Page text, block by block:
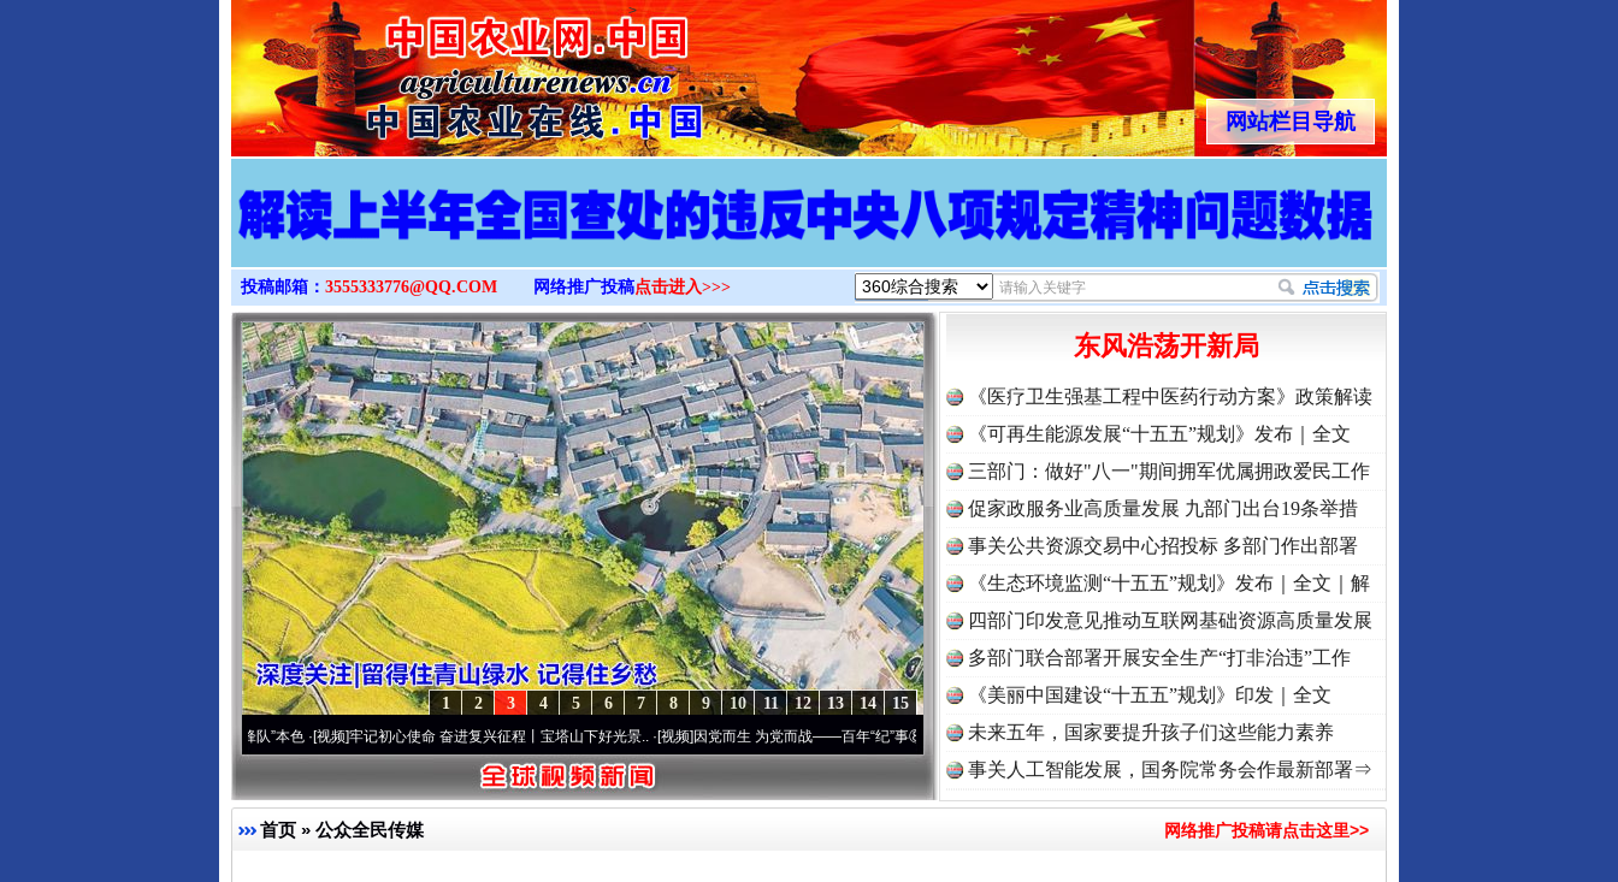
>
网站栏目导航
投稿邮箱： 3555333776@QQ.COM 网络推广投稿点击进入>>>
15
14
13
12
11
10
9
8
7
6
5
4
3
2
1
·[视频]牢记初心使命 奋进复兴征程丨宝塔山下好光景..·[视频]因党而生 为党而战——百年“纪”事⑧加强纪律..·[视频]牢记初心使命 奋进复兴征程丨“转折之城”激荡..·[视频]牢记初心使命 奋进复兴征程丨红船起航处 潮起..
东风浩荡开新局
《医疗卫生强基工程中医药行动方案》政策解读
《可再生能源发展“十五五”规划》发布｜全文
三部门：做好"八一"期间拥军优属拥政爱民工作
促家政服务业高质量发展 九部门出台19条举措
事关公共资源交易中心招投标 多部门作出部署
《生态环境监测“十五五”规划》发布｜全文｜解
读
四部门印发意见推动互联网基础资源高质量发展
多部门联合部署开展安全生产“打非治违”工作
《美丽中国建设“十五五”规划》印发｜全文
未来五年，国家要提升孩子们这些能力素养
事关人工智能发展，国务院常务会作最新部署⇒
首页 » 公众全民传媒 网络推广投稿请点击这里>>